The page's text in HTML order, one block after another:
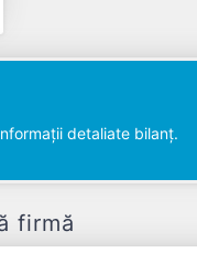
detaliate bilanț.
firmă